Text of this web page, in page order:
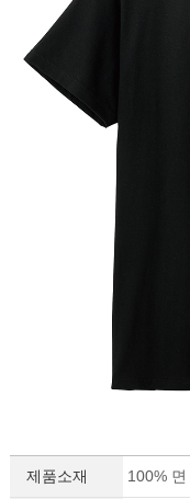
이코 라이프 하
제품소재 100% 면